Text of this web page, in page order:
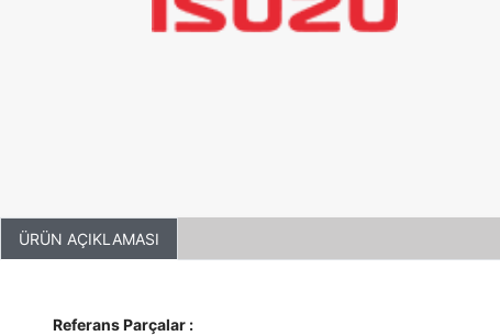
ÜRÜN AÇIKLAMASI
Referans Parçalar :